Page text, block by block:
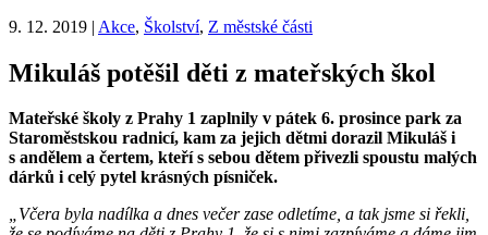
9. 12. 2019 | Akce, Školství, Z městské části
Mikuláš potěšil děti z mateřských škol
Mateřské školy z Prahy 1 zaplnily v pátek 6. prosince park za
Staroměstskou radnicí, kam za jejich dětmi dorazil Mikuláš i
s andělem a čertem, kteří s sebou dětem přivezli spoustu malých
dárků i celý pytel krásných písniček.
„Včera byla nadílka a dnes večer zase odletíme, a tak jsme si řekli,